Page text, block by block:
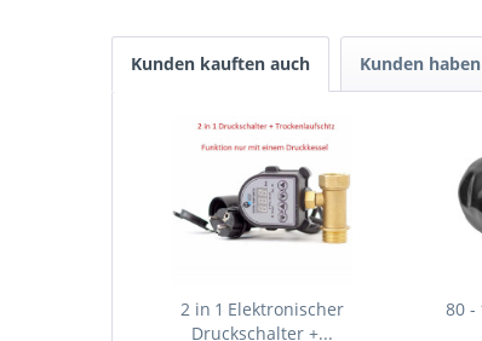
Kunden kauften auch Kunden
2 in 1 Elektronischer
Druckschalter +...
80 -